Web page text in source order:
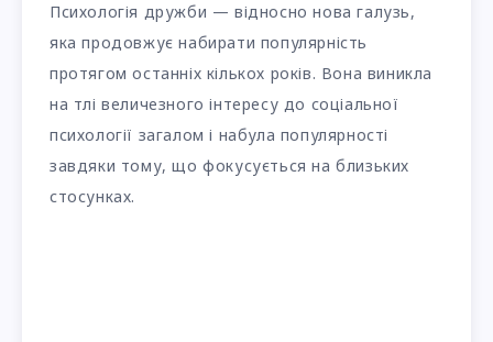
Психологія дружби — відносно нова галузь,
яка продовжує набирати популярність
протягом останніх кількох років. Вона виникла
на тлі величезного інтересу до соціальної
психології загалом і набула популярності
завдяки тому, що фокусується на близьких
стосунках.